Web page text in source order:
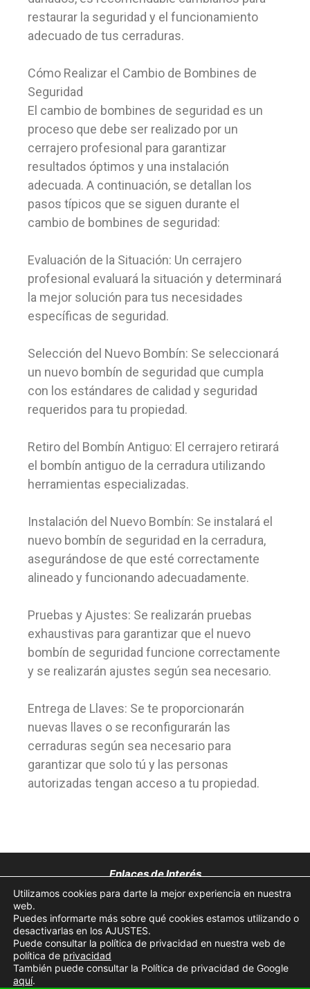
restaurar la seguridad y el funcionamiento
adecuado de tus cerraduras.
Cómo Realizar el Cambio de Bombines de
Seguridad
El cambio de bombines de seguridad es un
proceso que debe ser realizado por un
cerrajero profesional para garantizar
resultados óptimos y una instalación
adecuada. A continuación, se detallan los
pasos típicos que se siguen durante el
cambio de bombines de seguridad:
Evaluación de la Situación: Un cerrajero
profesional evaluará la situación y determinará
la mejor solución para tus necesidades
específicas de seguridad.
Selección del Nuevo Bombín: Se seleccionará
un nuevo bombín de seguridad que cumpla
con los estándares de calidad y seguridad
requeridos para tu propiedad.
Retiro del Bombín Antiguo: El cerrajero retirará
el bombín antiguo de la cerradura utilizando
herramientas especializadas.
Instalación del Nuevo Bombín: Se instalará el
nuevo bombín de seguridad en la cerradura,
asegurándose de que esté correctamente
alineado y funcionando adecuadamente.
Pruebas y Ajustes: Se realizarán pruebas
exhaustivas para garantizar que el nuevo
bombín de seguridad funcione correctamente
y se realizarán ajustes según sea necesario.
Entrega de Llaves: Se te proporcionarán
nuevas llaves o se reconfigurarán las
cerraduras según sea necesario para
garantizar que solo tú y las personas
autorizadas tengan acceso a tu propiedad.
Enlaces de Interés
Política de Privacidad
Política de Cookies
Utilizamos cookies para darte la mejor experiencia en nuestra
web.
Puedes informarte más sobre qué cookies estamos utilizando o
desactivarlas en los AJUSTES.
Puede consultar la política de privacidad en nuestra web de
política de privacidad
También puede consultar la Política de privacidad de Google
aquí.